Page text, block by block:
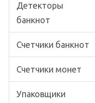
Детекторы
банкнот
Счетчики банкнот
Счетчики монет
Упаковщики